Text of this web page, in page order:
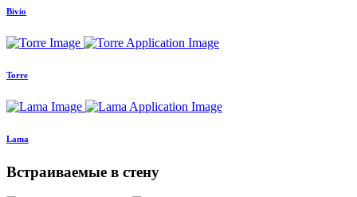
Bivio
Torre
Lama
Встраиваемые в стену